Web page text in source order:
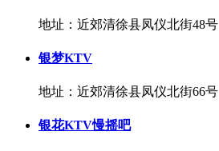
地址：近郊清徐县凤仪北街48号
银梦KTV
地址：近郊清徐县凤仪北街66号
银花KTV慢摇吧